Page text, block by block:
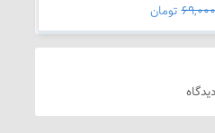
69,000تومان